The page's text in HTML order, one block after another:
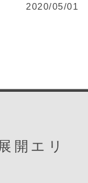
2020/05/01
開エリ